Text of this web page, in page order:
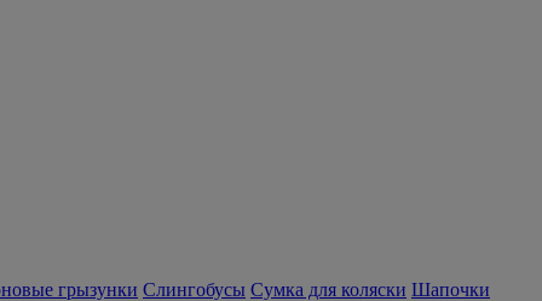
грызунки Слингобусы Сумка для коляски Шапочки